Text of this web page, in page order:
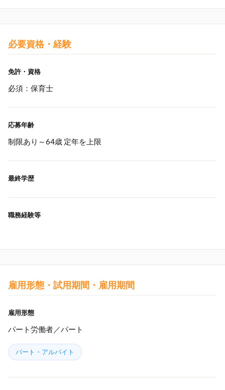
必要資格・経験
免許・資格
必須：保育士
応募年齢
制限あり～64歳 定年を上限
最終学歴
職務経験等
雇用形態・試用期間・雇用期間
雇用形態
パート労働者／パート
パート・アルバイト